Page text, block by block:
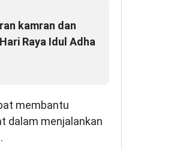
kamran dan
Raya Idul Adha
membantu
dalam menjalankan